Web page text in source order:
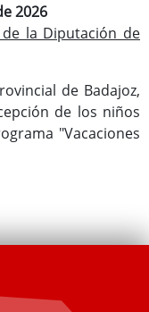
2026
de la Diputación de
de Badajoz,
de los niños
"Vacaciones